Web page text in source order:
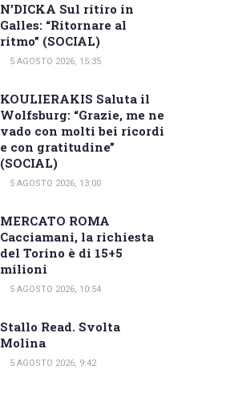
N’DICKA Sul ritiro in
Galles: “Ritornare al
ritmo” (SOCIAL)
5 AGOSTO 2026, 15:35
KOULIERAKIS Saluta il
Wolfsburg: “Grazie, me ne
vado con molti bei ricordi
e con gratitudine”
(SOCIAL)
5 AGOSTO 2026, 13:00
MERCATO ROMA
Cacciamani, la richiesta
del Torino è di 15+5
milioni
5 AGOSTO 2026, 10:54
Stallo Read. Svolta
Molina
5 AGOSTO 2026, 9:42